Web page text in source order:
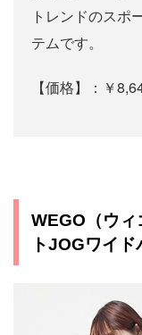
トレンドのスポ
テムです。
【価格】：￥
WEGO（ウィ
トJOGワイド